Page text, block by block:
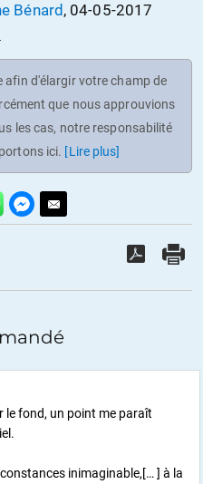
Bénard , 04-05-2017
d'élargir votre champ de
que nous approuvions
les cas, notre responsabilité
ici. [Lire plus]
le fond, un point me paraît
inimaginable,[… ] à la